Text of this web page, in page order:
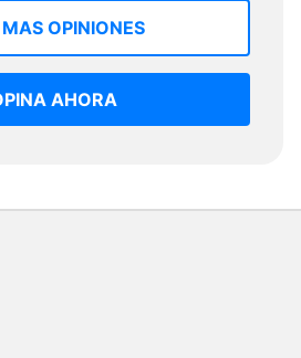
OPINIONES
AHORA